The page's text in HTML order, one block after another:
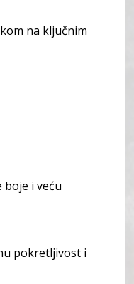
na ključnim
boje i veću
pokretljivost i